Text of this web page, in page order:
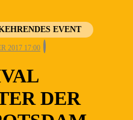
EVENT
2017 17:00
DER